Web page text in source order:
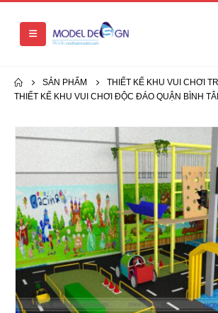
SẢN PHẨM
THIẾT KẾ KHU VUI CHƠI
THIẾT KẾ KHU VUI CHƠI ĐỘC ĐÁO QUẬN BÌNH